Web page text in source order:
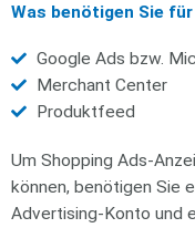
Was benötigen Sie
Google Ads bzw.
Merchant Center
Produktfeed
Um Shopping Ads-
können, benötigen Sie
Advertising-Konto und